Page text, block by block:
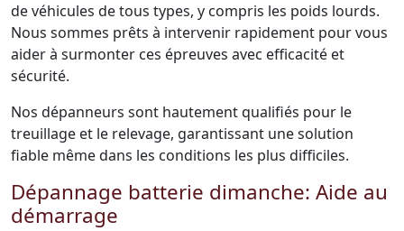
de véhicules de tous types, y compris les poids lourds.
Nous sommes prêts à intervenir rapidement pour vous
aider à surmonter ces épreuves avec efficacité et
sécurité.
Nos dépanneurs sont hautement qualifiés pour le
treuillage et le relevage, garantissant une solution
fiable même dans les conditions les plus difficiles.
Dépannage batterie dimanche: Aide au
démarrage